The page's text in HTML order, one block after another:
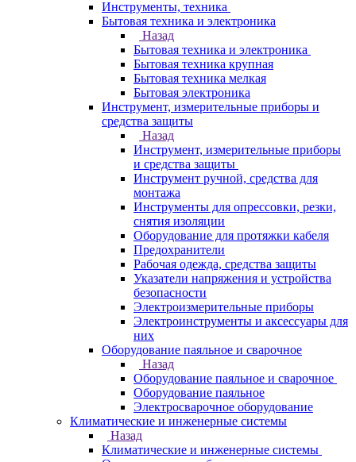
Инструменты, техника
Бытовая техника и электроника
Назад
Бытовая техника и электроника
Бытовая техника крупная
Бытовая техника мелкая
Бытовая электроника
Инструмент, измерительные приборы и
средства защиты
Назад
Инструмент, измерительные приборы
и средства защиты
Инструмент ручной, средства для
монтажа
Инструменты для опрессовки, резки,
снятия изоляции
Оборудование для протяжки кабеля
Предохранители
Рабочая одежда, средства защиты
Указатели напряжения и устройства
безопасности
Электроизмерительные приборы
Электроинструменты и аксессуары для
них
Оборудование паяльное и сварочное
Назад
Оборудование паяльное и сварочное
Оборудование паяльное
Электросварочное оборудование
Климатические и инженерные системы
Назад
Климатические и инженерные системы